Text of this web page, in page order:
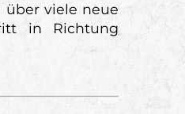
über viele neue
in Richtung